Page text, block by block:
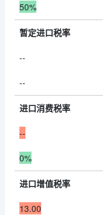
50%
暂定进口税率
--
--
进口消费税率
--
0%
进口增值税率
13.00